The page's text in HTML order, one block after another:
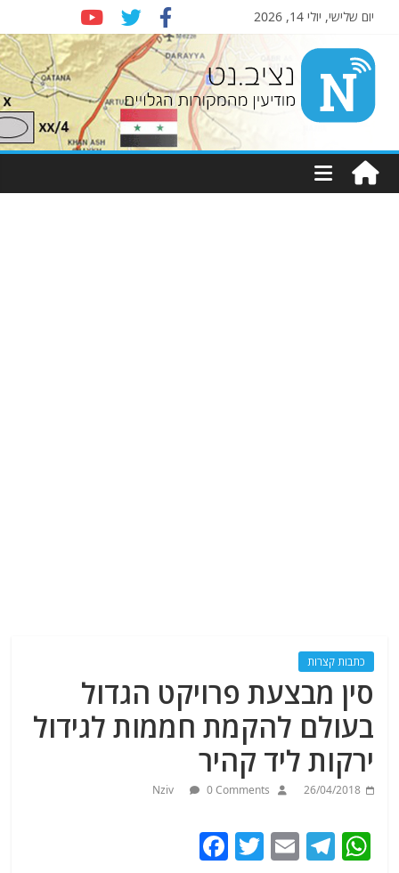
יום שלישי, יולי 14, 2026
Nziv.net
מודיעין
מהמקורות
כתבות קצרות
סין מבצעת פרויקט הגדול
בעולם להקמת חממות לגידול
ירקות ליד קהיר
26/04/2018
Nziv 0 Comments
W
T
E
T